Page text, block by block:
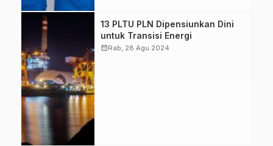
ESDM)
Pemerintah akan
pensiunkan 13
PLTU sesuai
Perpres 112/2022
untuk mendukung
transisi energi
terbarukan dan
mengurangi emisi
gas rumah kaca.
(Istimewa)
13 PLTU PLN Dipensiunkan Dini
untuk Transisi Energi
calendar_monthRab, 28 Agu 2024